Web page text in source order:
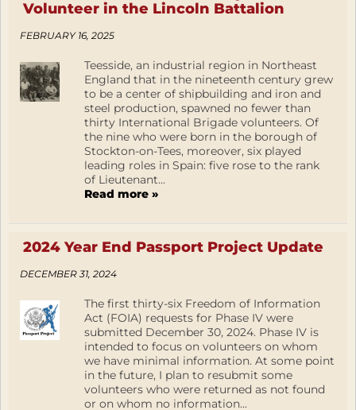
Volunteer in the Lincoln Battalion
FEBRUARY 16, 2025
Teesside, an industrial region in Northeast
England that in the nineteenth century grew
to be a center of shipbuilding and iron and
steel production, spawned no fewer than
thirty International Brigade volunteers. Of
the nine who were born in the borough of
Stockton-on-Tees, moreover, six played
leading roles in Spain: five rose to the rank
of Lieutenant...
Read more »
2024 Year End Passport Project Update
DECEMBER 31, 2024
The first thirty-six Freedom of Information
Act (FOIA) requests for Phase IV were
submitted December 30, 2024. Phase IV is
intended to focus on volunteers on whom
we have minimal information. At some point
in the future, I plan to resubmit some
volunteers who were returned as not found
or on whom no information...